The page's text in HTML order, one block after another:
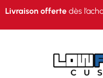
Livraison offerte dès